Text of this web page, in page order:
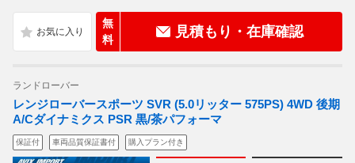
無
料
見積もり・在庫確認
ランドローバー
レンジローバースポーツ SVR (5.0リッター 575PS) 4WD 後期
A/Cダイナミクス PSR 黒/茶パフォーマ
保証付 車両品質保証書付 購入プラン付き